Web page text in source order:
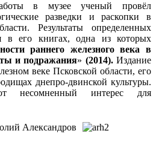
в музее ученый провёл
разведки и раскопки в
Результаты определенных
в его книгах, одна из которых
раннего железного века в
и подражания» (2014).Издание
веке Псковской области, его
днепро-двинской культуры.
несомненный интерес для